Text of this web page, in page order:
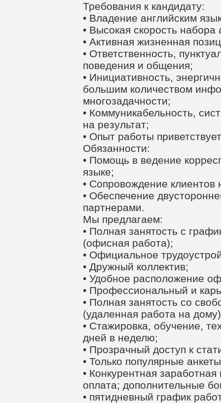
Требования к кандидату:
• Владение английским
• Высокая скорость набора
• Активная жизненная
• Ответственность,
поведения и общения;
• Инициативность,
большим количеством
многозадачности;
• Коммуникабельность,
на результат;
• Опыт работы
Обязанности:
• Помощь в ведение
языке;
• Сопровождение клиентов
• Обеспечение
партнерами.
Мы предлагаем:
• Полная занятость с
(офисная работа);
• Официальное
• Дружный коллектив;
• Удобное расположение
• Профессиональный и
• Полная занятость со
(удаленная работа на
• Стажировка, обучение,
дней в неделю;
• Прозрачный доступ к
• Только популярные
• Конкурентная
оплата; дополнительные
• пятидневный график